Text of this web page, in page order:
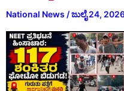
National News /ಜುಲೈ 24,